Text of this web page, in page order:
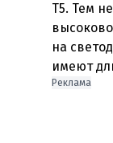
Т5. Тем
на
имеют
Реклама